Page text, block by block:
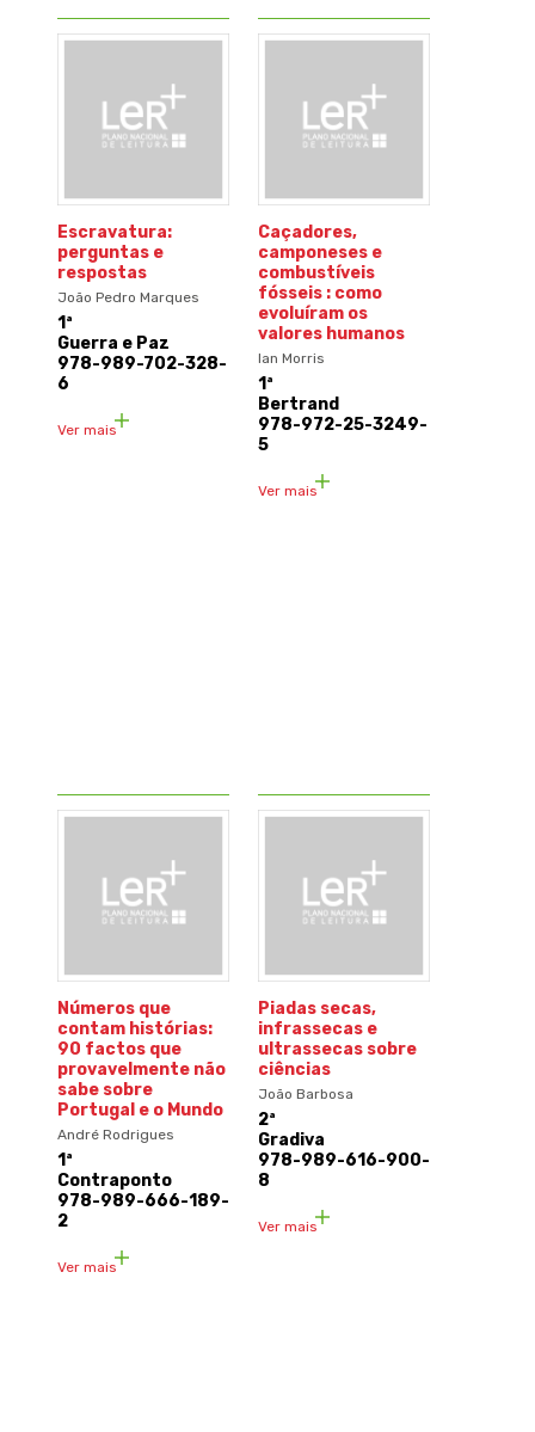
Escravatura:
perguntas e
respostas
João Pedro Marques
1ª
Guerra e Paz
978-989-702-328-
6
Ver mais
Caçadores,
camponeses e
combustíveis
fósseis : como
evoluíram os
valores humanos
Ian Morris
1ª
Bertrand
978-972-25-3249-
5
Ver mais
Números que
contam histórias:
90 factos que
provavelmente não
sabe sobre
Portugal e o Mundo
André Rodrigues
1ª
Contraponto
978-989-666-189-
2
Ver mais
Piadas secas,
infrassecas e
ultrassecas sobre
ciências
João Barbosa
2ª
Gradiva
978-989-616-900-
8
Ver mais